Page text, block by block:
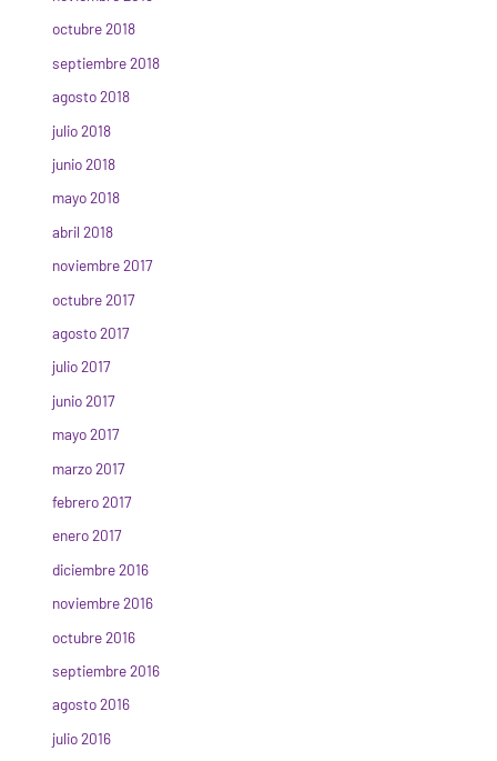
octubre 2018
septiembre 2018
agosto 2018
julio 2018
junio 2018
mayo 2018
abril 2018
noviembre 2017
octubre 2017
agosto 2017
julio 2017
junio 2017
mayo 2017
marzo 2017
febrero 2017
enero 2017
diciembre 2016
noviembre 2016
octubre 2016
septiembre 2016
agosto 2016
julio 2016